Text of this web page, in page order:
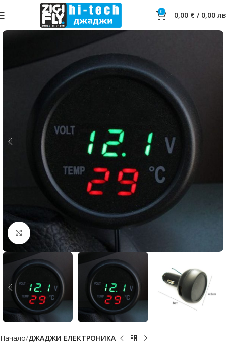
0 0,00 € / 0,00
Click to enlarge
Начало ДЖАДЖИ ЕЛЕКТРОНИКА